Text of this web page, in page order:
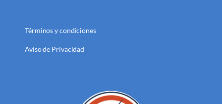
Términos y condiciones
Aviso de Privacidad